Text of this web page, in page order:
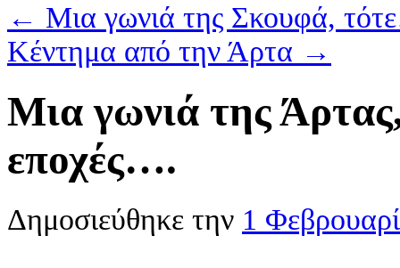
← Μια γωνιά της Σκουφά,
Κέντημα από την Άρτα →
Μια γωνιά της
εποχές….
Δημοσιεύθηκε την 1